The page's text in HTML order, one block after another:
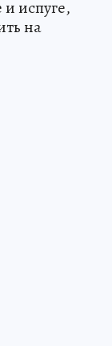
и испуге,
на